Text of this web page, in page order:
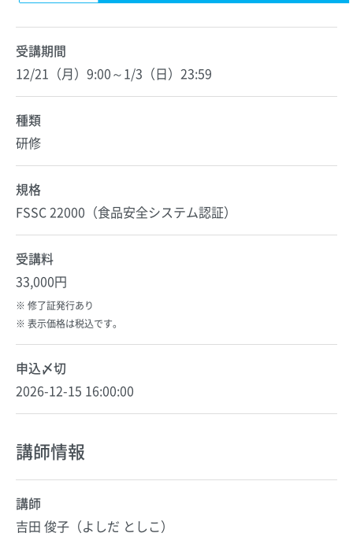
受講期間
12/21（月）9:00～1/3（日）23:59
種類
研修
規格
FSSC 22000（食品安全システム認証）
受講料
33,000円
修了証発行あり
表示価格は税込です。
申込〆切
2026-12-15 16:00:00
講師情報
講師
吉田 俊子（よしだ としこ）